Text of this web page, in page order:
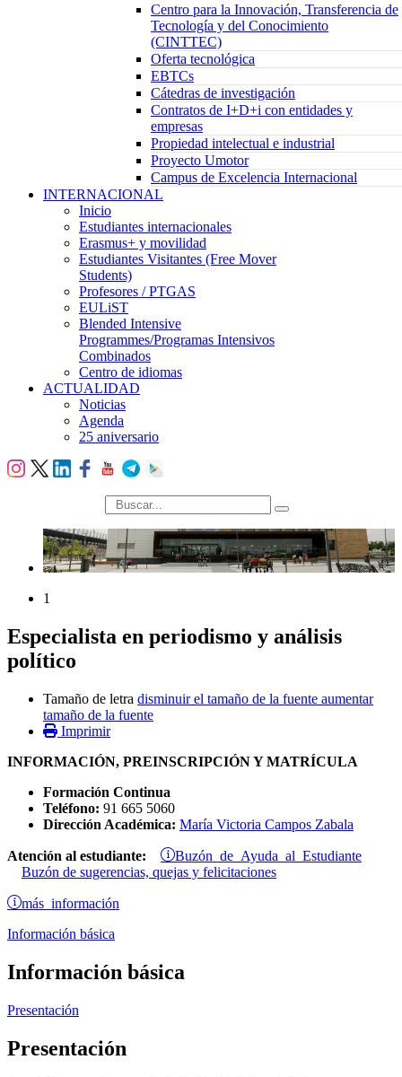
Centro para la Innovación, Transferencia de
Tecnología y del Conocimiento
(CINTTEC)
Oferta tecnológica
EBTCs
Cátedras de investigación
Contratos de I+D+i con entidades y
empresas
Propiedad intelectual e industrial
Proyecto Umotor
Campus de Excelencia Internacional
INTERNACIONAL
Inicio
Estudiantes internacionales
Erasmus+ y movilidad
Estudiantes Visitantes (Free Mover
Students)
Profesores / PTGAS
EULiST
Blended Intensive
Programmes/Programas Intensivos
Combinados
Centro de idiomas
ACTUALIDAD
Noticias
Agenda
25 aniversario
búsqueda
1
Especialista en periodismo y análisis
político
Tamaño de letra disminuir el tamaño de la fuente aumentar
tamaño de la fuente
Imprimir
INFORMACIÓN, PREINSCRIPCIÓN Y MATRÍCULA
Formación Continua
Teléfono: 91 665 5060
Dirección Académica: María Victoria Campos Zabala
Atención al estudiante: Buzón de Ayuda al Estudiante
Buzón de sugerencias, quejas y felicitaciones
más información
Información básica
Información básica
Presentación
Presentación